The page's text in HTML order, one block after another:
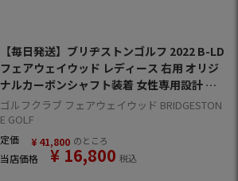
【毎日発送】ブリヂストンゴルフ 2022 B-LD
フェアウェイウッド レディース 右用 オリジ
ナルカーボンシャフト装着 女性専用設計 日
本正規品【メーカー保証】
ゴルフクラブ フェアウェイウッド BRIDGESTON
E GOLF
定価 ¥ 41,800 のところ
当店価格 ¥ 16,800 税込